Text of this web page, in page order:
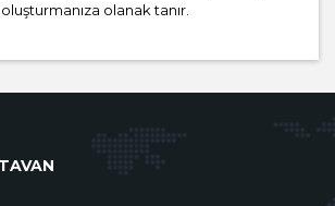
olanak tanır.